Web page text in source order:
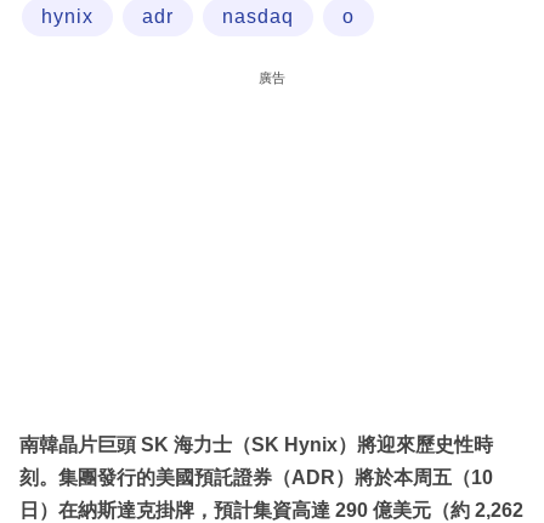
區
hynix adr nasdaq o
廣告
南韓晶片巨頭 SK 海力士（SK Hynix）將迎來歷史性時
刻。集團發行的美國預託證券（ADR）將於本周五（10
日）在納斯達克掛牌，預計集資高達 290 億美元（約 2,262